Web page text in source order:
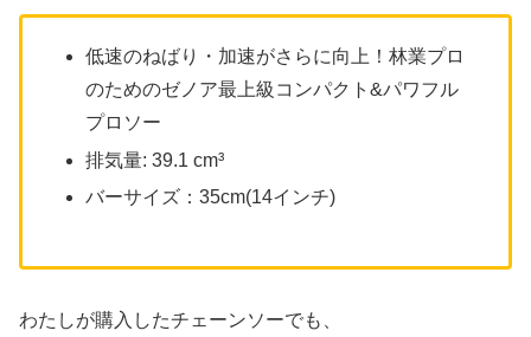
低速のねばり・加速がさらに向上！林業プロ
のためのゼノア最上級コンパクト&パワフル
プロソー
排気量: 39.1 cm³
バーサイズ：35cm(14インチ)
わたしが購入したチェーンソーでも、